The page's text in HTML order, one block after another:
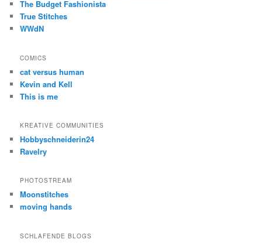
The Budget Fashionista
True Stitches
WWdN
COMICS
cat versus human
Kevin and Kell
This is me
KREATIVE COMMUNITIES
Hobbyschneiderin24
Ravelry
PHOTOSTREAM
Moonstitches
moving hands
SCHLAFENDE BLOGS